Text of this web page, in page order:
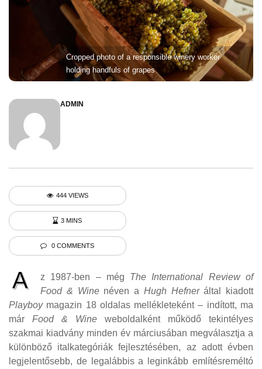
Cropped photo of a responsible winery worker
holding handfuls of grapes
ADMIN
444 VIEWS
3 MINS
0 COMMENTS
A z 1987-ben – még The International Review of
Food & Winenéven a Hugh Hefneráltal kiadott
Playboymagazin 18 oldalas mellékleteként – indított, ma
már Food & Wine weboldalként működő tekintélyes
szakmai kiadvány minden év márciusában megválasztja a
különböző italkategóriák fejlesztésében, az adott évben
legjelentősebb, de legalábbis a leginkább említésreméltó